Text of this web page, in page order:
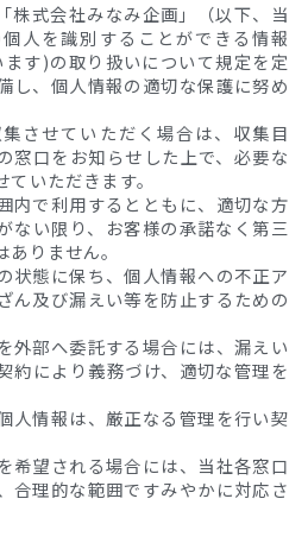
株式会社みなみ企画」（以下、当
人を識別することができる情報
す)の取り扱いについて規定を定
し、個人情報の適切な保護に努め
させていただく場合は、収集目
窓口をお知らせした上で、必要な
いただきます。
内で利用するとともに、適切な方
ない限り、お客様の承諾なく第三
りません。
状態に保ち、個人情報への不正ア
ん及び漏えい等を防止するための
外部へ委託する場合には、漏えい
約により義務づけ、適切な管理を
人情報は、厳正なる管理を行い契
希望される場合には、当社各窓口
合理的な範囲ですみやかに対応さ